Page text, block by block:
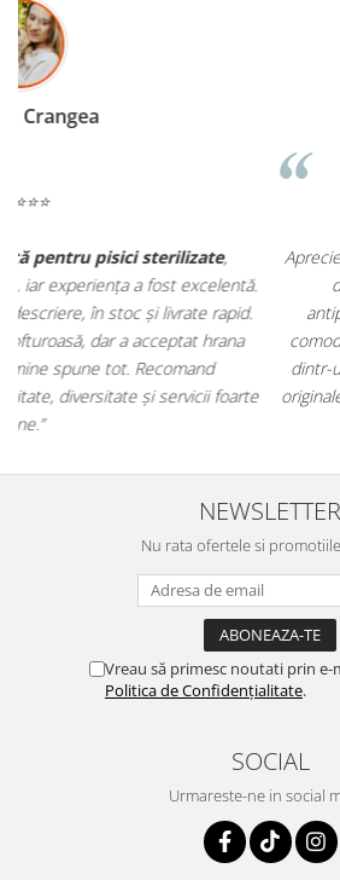
Apreciez foarte mult faptul că pe
doar hrană, ci și produse din
antiparazitare, suplimente și soluții
comod să pot comanda tot ce am
dintr-un singur loc. Livrarea a fost
originale și în termen. Magazin serios,
NEWSLETTER
Nu rata ofertele si
Vreau să primesc noutati prin e-
Politica de Confidențialitate.
SOCIAL
Urmareste-ne in social